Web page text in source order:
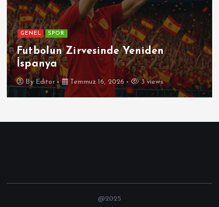
GENEL
Patetik Nedir ?
By Editor Temmuz 7, 2026 7 views
@2025